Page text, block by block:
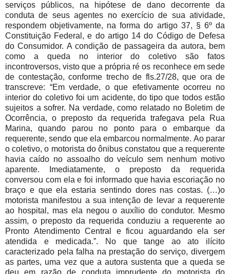
serviços públicos, na hipótese de dano decorrente da
conduta de seus agentes no exercício de sua atividade,
respondem objetivamente, na forma do artigo 37, § 6º da
Constituição Federal, e do artigo 14 do Código de Defesa
do Consumidor. A condição de passageira da autora, bem
como a queda no interior do coletivo são fatos
incontroversos, visto que a própria ré os reconhece em sede
de contestação, conforme trecho de fls.27/28, que ora de
transcreve: “Em verdade, o que efetivamente ocorreu no
interior do coletivo foi um acidente, do tipo que todos estão
sujeitos a sofrer. Na verdade, como relatado no Boletim de
Ocorrência, o preposto da requerida trafegava pela Rua
Marina, quando parou no ponto para o embarque da
requerente, sendo que ela embarcou normalmente. Ao parar
o coletivo, o motorista do ônibus constatou que a requerente
havia caído no assoalho do veículo sem nenhum motivo
aparente. Imediatamente, o preposto da requerida
conversou com ela e foi informado que havia escoriação no
braço e que ela estaria sentindo dores nas costas. (…)o
motorista manifestou a sua intenção de levar a requerente
ao hospital, mas ela negou o auxílio do condutor. Mesmo
assim, o preposto da requerida conduziu a requerente ao
Pronto Atendimento Central e ficou aguardando ela ser
atendida e medicada.”. No que tange ao ato ilícito
caracterizado pela falha na prestação do serviço, divergem
as partes, uma vez que a autora sustenta que a queda se